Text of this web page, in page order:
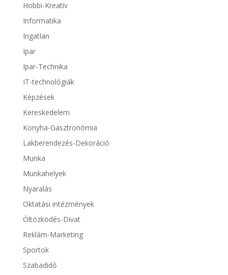
Hobbi-Kreatív
Informatika
Ingatlan
Ipar
Ipar-Technika
IT-technológiák
Képzések
Kereskedelem
Konyha-Gasztronómia
Lakberendezés-Dekoráció
Munka
Munkahelyek
Nyaralás
Oktatási intézmények
Öltözködés-Divat
Reklám-Marketing
Sportok
Szabadidő